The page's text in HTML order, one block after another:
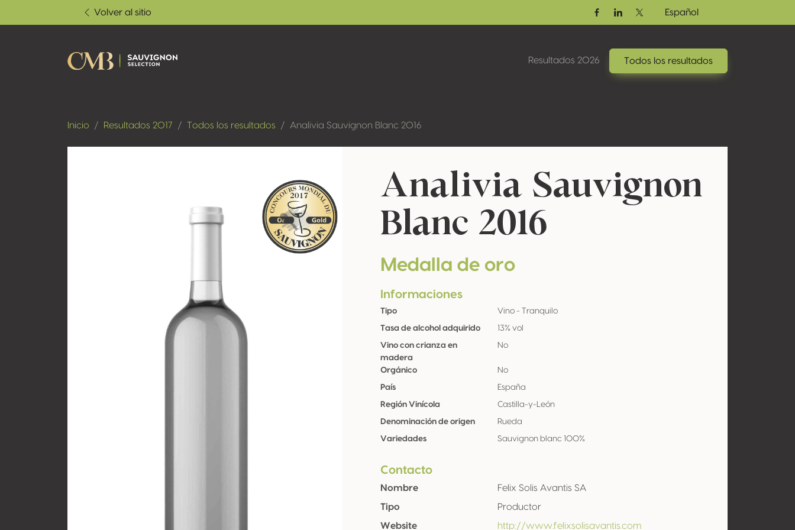
Volver al sitio
FacebookLinkedinTwitter / X
Español
Resultados 2026 Todos los resultados
Inicio Resultados 2017 Todos los resultados Analivia Sauvignon Blanc 2016
Analivia Sauvignon
Blanc 2016
Medalla de oro
Informaciones
Tipo Vino - Tranquilo
Tasa de alcohol adquirido 13% vol
Vino con crianza en
madera
No
Orgánico No
País España
Región Vinícola Castilla-y-León
Denominación de origen Rueda
Variedades Sauvignon blanc 100%
Contacto
Nombre
Felix Solis Avantis SA
Tipo
Productor
Website
http://www.felixsolisavantis.com